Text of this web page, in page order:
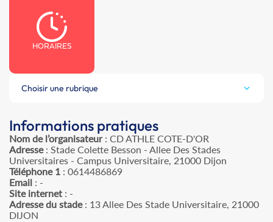
HORAIRES
Choisir une rubrique
Informations pratiques
Nom de l’organisateur: CD ATHLE COTE-D'OR
Adresse: Stade Colette Besson - Allee Des Stades
Universitaires - Campus Universitaire, 21000 Dijon
Téléphone 1 : 0614486869
Email : -
Site internet : -
Adresse du stade: 13 Allee Des Stade Universitaire, 21000
DIJON